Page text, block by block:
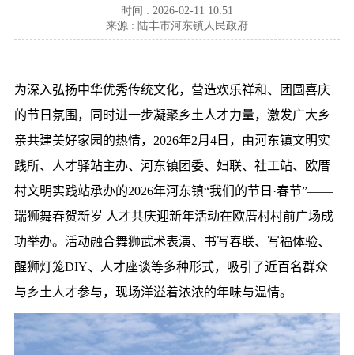
时间 : 2026-02-11 10:51
来源 : 陆丰市河东镇人民政府
为深入弘扬中华优秀传统文化，营造欢乐祥和、团圆喜庆
的节日氛围，同时进一步凝聚乡土人才力量，激发广大乡
亲共建美好家园的热情， 2026年2月 4日，由河东镇文明实
践所、人才驿站主办、 河东镇团委、妇联、社工站、
欧厝
村文明实践站承办的2026年河东镇“我们的节日 ·春节”——
瑞狮舞春贺新岁 人才共庆迎新年活动在欧厝村村前广场成
功举办。活动融合舞狮武术表演、书写春联、写福体验、
醒狮灯笼DIY、人才座谈等多种形式，吸引了近百名群众
与乡土人才参与，现场洋溢着浓浓的年味与温情。